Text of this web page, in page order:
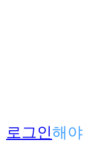
로그인해야